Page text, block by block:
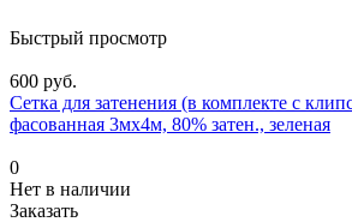
Быстрый просмотр
600 руб.
Сетка для затенения (в комплекте с
фасованная 3мх4м, 80% затен., зеленая
0
Нет в наличии
Заказать